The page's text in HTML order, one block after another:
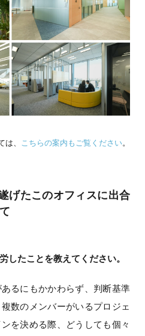
、 こちらの案内もご覧ください。
げたこのオフィスに出合
たことを教えてください。
るにもかかわらず、判断基準
数のメンバーがいるプロジェ
を決める際、どうしても個々